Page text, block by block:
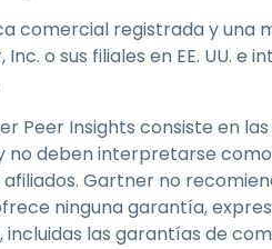
comercial registrada y una
o sus filiales en EE. UU.
Peer Insights consiste en
no deben interpretarse
Gartner no
ninguna garantía,
las garantías de